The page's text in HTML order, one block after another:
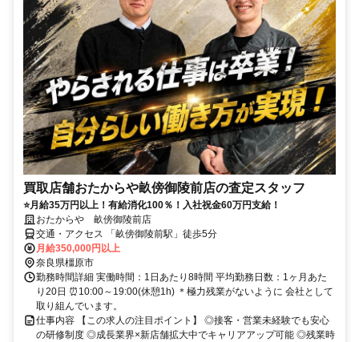
買取店舗おたからや畝傍御陵前店の査定スタッフ
⭐月給35万円以上！有給消化100％！入社祝金60万円支給！
おたからや 畝傍御陵前店
交通・アクセス 「畝傍御陵前駅」徒歩5分
月給350,000円以上
奈良県橿原市
勤務時間詳細 実働時間：1日あたり8時間 平均勤務日数：1ヶ月あた
り20日 ⏰10:00～19:00(休憩1h) ＊極力残業がないように 会社として
取り組んでいます。
仕事内容 【この求人の注目ポイント】 ◎接客・営業未経験でも安心
の研修制度 ◎成長業界×新店舗拡大中でキャリアアップ可能 ◎残業時